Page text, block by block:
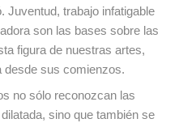
Juventud, trabajo infatigable
son las bases sobre las
figura de nuestras artes,
desde sus comienzos.
no sólo reconozcan las
sino que también se